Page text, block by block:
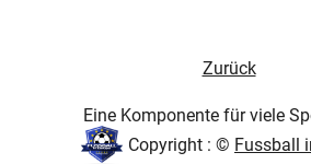
Zurück
Eine Komponente für viele
Copyright : © Fussball